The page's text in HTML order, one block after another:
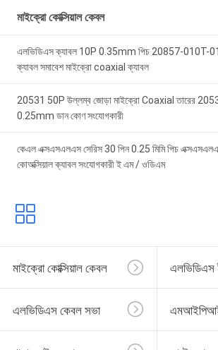
মাইক্রো কোক্সিয়াল কেবল
এলভিডিএস ক্যাবল 10P 0.35mm পিচ 20857-010T-01
ক্যাবল সমাবেশ মাইক্রো coaxial ক্যাবল
20531 50P উল্লম্ব জোড়া মাইক্রো Coaxial তারের
0.25mm ডান কোণ সংযোগকারী
কেএল এক্সএসএলএস সেরিস 30 পিন 0.25 মিমি পিচ
কোঅক্সিয়াল ক্যাবল সংযোগকারী ই এম / ওডিএম
মাইক্রো কোক্সিয়াল কেবল এলভিডিএস
এলভিডিএস কেবল সভা